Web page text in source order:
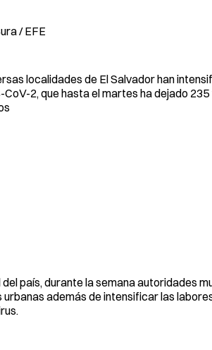
/ EFE
localidades de El Salvador han
2, que hasta el martes ha dejado
del país, durante la semana autoridades
además de intensificar las